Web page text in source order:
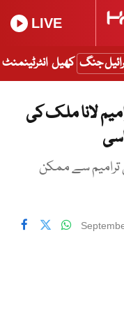
LIVE
جنگ کھیل انٹرٹینمنٹ
لانا ملک کی
ترامیم سے ممکن